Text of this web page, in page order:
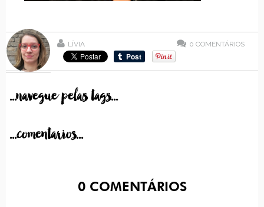
LÍVIA 0 COMENTÁRIOS
...navegue pelas tags...
...comentarios...
0COMENTÁRIOS